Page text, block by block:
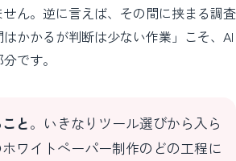
ん。逆に言えば、その間に挟まる調査
かかるが判断は少ない作業」こそ、AI
です。
と。いきなりツール選びから入ら
ワイトペーパー制作のどの工程に